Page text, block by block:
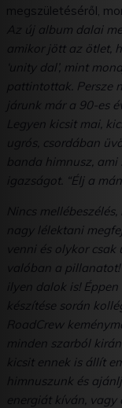
megszületéséről,
Az új album dalai
amikor jött az ötlet,
‘unity dal’, mint
pattintottak. Persze
járunk már a 90-es
Legyen kicsit mai,
ugrós, csordában
banda himnusz,
igazságot. “Élj a
Nincs
nagy lélektani
venni és olykor
valóban a
ilyen dalok is!
készítése során
RoadCrew
minden szarból
kicsit ennek is állít
himnuszunk és
energiát kíván,